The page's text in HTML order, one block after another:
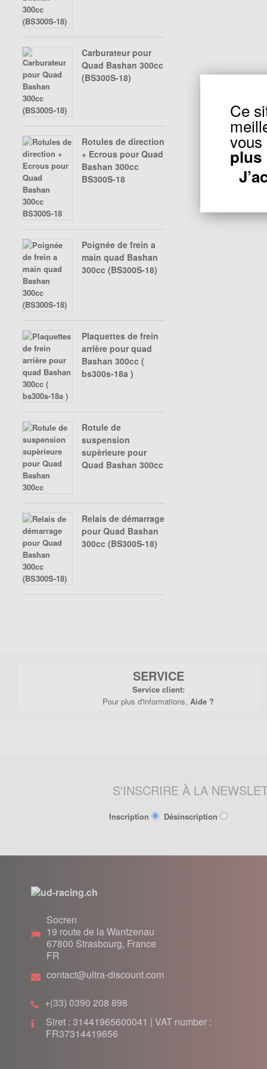
Carburateur pour
Quad Bashan 300cc
(BS300S-18)
Rotules de direction
+ Ecrous pour Quad
Bashan 300cc
BS300S-18
Poignée de frein a
main quad Bashan
300cc (BS300S-18)
Plaquettes de frein
arrière pour quad
Bashan 300cc (
bs300s-18a )
Rotule de
suspension
supèrieure pour
Quad Bashan 300cc
Relais de démarrage
pour Quad Bashan
300cc (BS300S-18)
SERVICE
Service client:
Pour plus d'informations, Aide ?
S'INSCRIRE À LA
Inscription Désinscription
Socren
19 route de la Wantzenau
67800 Strasbourg, France
FR
contact@ultra-discount.com
+(33) 0390 208 898
Siret : 31441965600041 | VAT number :
FR37314419656
Ce
vous
plus